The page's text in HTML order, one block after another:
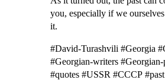
you, especially if we
it.
#David-Turashvili #Georgia
#Georgian-writers #Georgian-
#quotes #USSR #СССР